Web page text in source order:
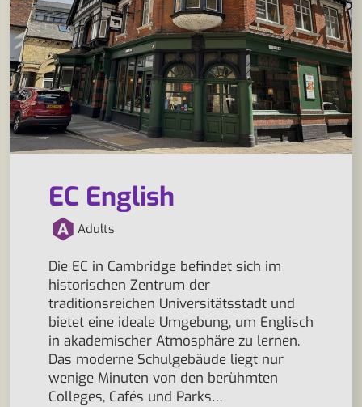
EC English
Adults
Die EC in Cambridge befindet sich im
historischen Zentrum der
traditionsreichen Universitätsstadt und
bietet eine ideale Umgebung, um Englisch
in akademischer Atmosphäre zu lernen.
Das moderne Schulgebäude liegt nur
wenige Minuten von den berühmten
Colleges, Cafés und Parks…